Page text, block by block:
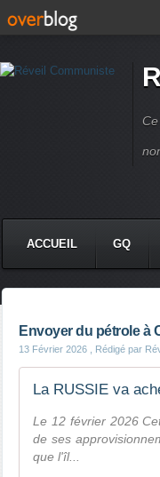
ACCUEIL GQ
Envoyer du pétrole à
13 Février 2026 , Rédigé par
Le 12 février 2026
de ses
que l'îl...